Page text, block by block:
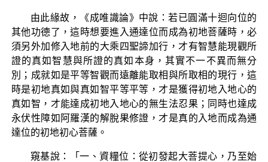
由此緣故，《成唯識論》中說：若已圓滿十迴向位的
其他功德了，這時想要進入通達位而成為初地菩薩時，必
須另外加修入地前的大乘四聖諦加行，才有智慧能現觀所
證的真如智慧與所證的真如本身，其實不一不異而無分
別；成就如是平等智觀而遠離能取相與所取相的現行，這
時是初地真如與真如智平等平等，才是獲得初地入地心的
真如智，才能達成初地入地心的無生法忍果；同時也達成
永伏性障如阿羅漢的解脫果修證，才是真的入地而成為通
達位的初地初心菩薩。
窺基說：「一、資糧位：從初發起大菩提心，乃至始